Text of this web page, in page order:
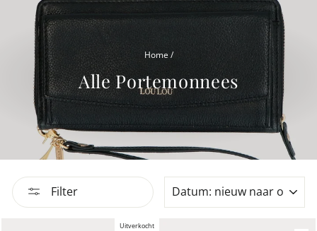
nl.sections.slideshow.pause_slideshow
Home /
Alle Portemonnees
Filter
Uitverkocht